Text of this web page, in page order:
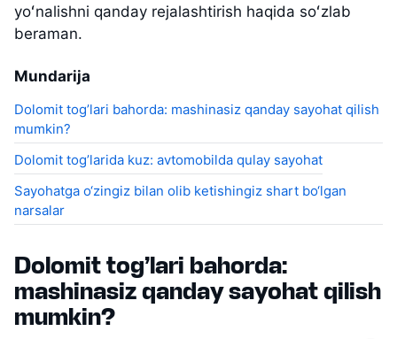
yoʻnalishni qanday rejalashtirish haqida soʻzlab
beraman.
Mundarija
Dolomit tog’lari bahorda: mashinasiz qanday sayohat qilish
mumkin?
Dolomit tog’larida kuz: avtomobilda qulay sayohat
Sayohatga o‘zingiz bilan olib ketishingiz shart bo‘lgan
narsalar
Dolomit tog’lari bahorda:
mashinasiz qanday sayohat qilish
mumkin?